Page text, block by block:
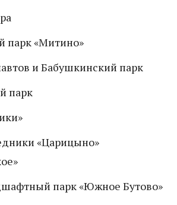
парк «Митино»
и Бабушкинский парк
парк
«Царицыно»
парк «Южное Бутово»